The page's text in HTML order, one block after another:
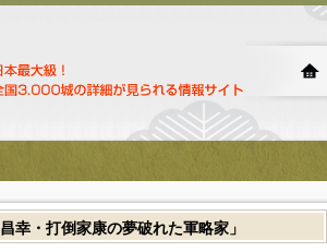
・打倒家康の夢破れた軍略家」